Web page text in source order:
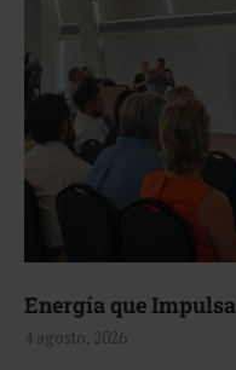
Energía que
4 agosto, 2026